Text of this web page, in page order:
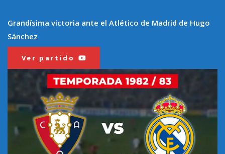
Grandísima victoria ante el Atlético de Madrid de Hugo
Sánchez
Ver partido